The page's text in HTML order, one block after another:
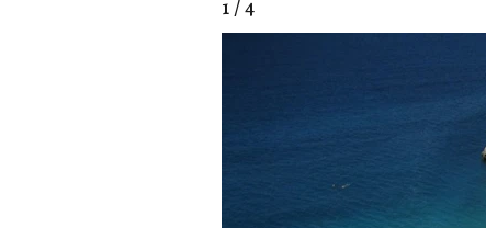
1 / 4